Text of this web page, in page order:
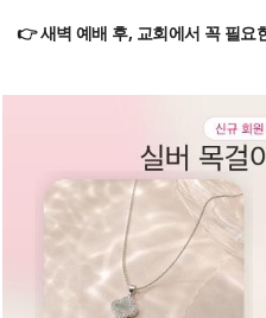
👉 새벽 예배 후, 교회에서 꼭 필요